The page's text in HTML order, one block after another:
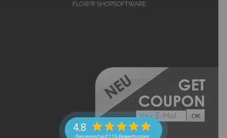
4.8
Basierend auf 115 Bewertungen
FLOW® SHOPSOFTWARE